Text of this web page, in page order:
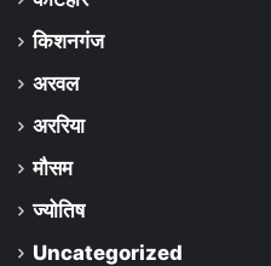
किशनगंज
अरवल
अररिया
मौसम
ज्योतिष
Uncategorized